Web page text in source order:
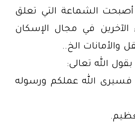
أصبحت الشماعة التي تعلق
الآخرين في مجال الإسكان
والأمانات الخ..
الله تعالى:
فسيرى الله عملكم ورسوله